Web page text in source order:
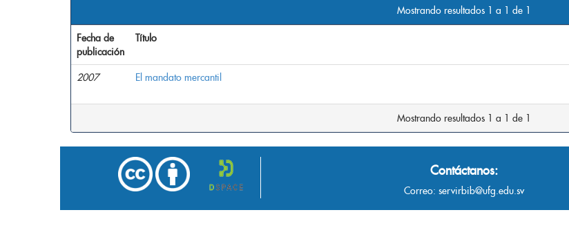
Mostrando resultados 1 a 1 de 1
Fecha de
publicación
Título
2007 El mandato mercantil
Mostrando resultados 1 a 1 de 1
Contáctanos:
Correo: servirbib@ufg.edu.sv